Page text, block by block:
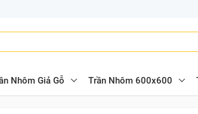
Nhôm Giả Gỗ Trần Nhôm 600x600